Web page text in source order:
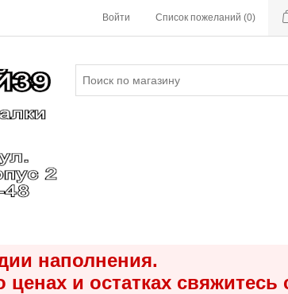
Войти Список пожеланий (0)
наполнения.
и остатках свяжитесь